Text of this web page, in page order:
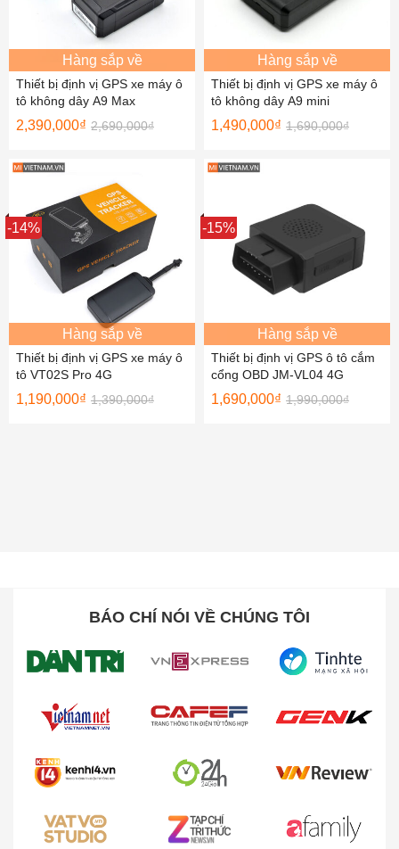
Hàng sắp về
Thiết bị định vị GPS xe máy ô
tô không dây A9 Max
2,390,000₫ 2,690,000₫
Hàng sắp về
Thiết bị định vị GPS xe máy ô
tô không dây A9 mini
1,490,000₫ 1,690,000₫
Sale
-14%
Hàng sắp về
Thiết bị định vị GPS xe máy ô
tô VT02S Pro 4G
1,190,000₫ 1,390,000₫
Sale
-15%
Hàng sắp về
Thiết bị định vị GPS ô tô cắm
cổng OBD JM-VL04 4G
1,690,000₫ 1,990,000₫
BÁO CHÍ NÓI VỀ CHÚNG TÔI